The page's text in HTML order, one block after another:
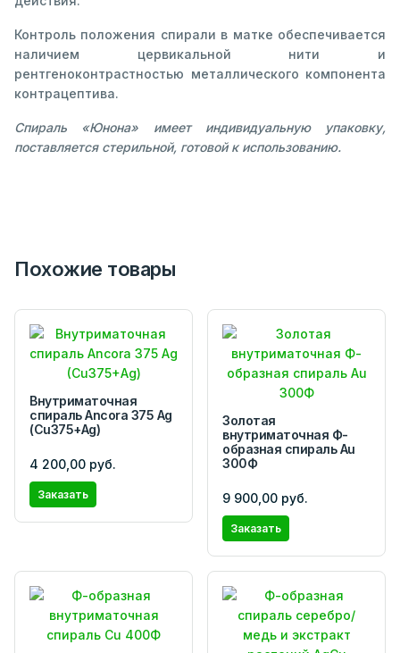
Контроль положения спирали в матке обеспечивается
наличием цервикальной нити и
рентгеноконтрастностью металлического компонента
контрацептива.
Спираль «Юнона» имеет индивидуальную упаковку,
поставляется стерильной, готовой к использованию.
Похожие товары
Внутриматочная
спираль Ancora 375 Ag
(Cu375+Ag)
4 200,00 руб.
Заказать
Золотая
внутриматочная Ф-
образная спираль Au
300Ф
9 900,00 руб.
Заказать